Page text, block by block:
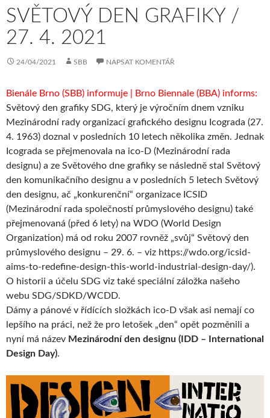
SVĚTOVÝ DEN GRAFIKY /
27. 4. 2021
24/04/2021 SBB NAPSAT KOMENTÁŘ
Bienále Brno (SBB) informuje | Brno Biennale (BBA) informs:
Světový den grafiky SDG, který je výročním dnem vzniku
Mezinárodní rady organizací grafického designu Icograda (27.
4. 1963) doznal v posledních 10 letech několika změn. Jednak
Icograda se přejmenovala na ico-D (Mezinárodní rada
designu) a ze Světového dne grafiky se následně stal Světový
den komunikačního designu a v posledních 5 letech Světový
den designu, ač „konkurenční“ organizace ICSID
(Mezinárodní rada společností průmyslového designu) také
přejmenovaná (před 6 lety) na WDO (World Design
Organization) má od roku 2007 rovněž „svůj“ Světový den
průmyslového designu – 29. 6. – viz https://wdo.org/icsid-
aims-to-redefine-design-this-world-industrial-design-day/).
O historii a účelu SDG viz také speciální záložka našeho
webu SDG/SDKD/WCDD.
Dámy a pánové v řídících složkách ico-D však asi nemají co
lepšího na práci, než že pro letošek „den“ opět pozměnili a
nyní má název Mezinárodní den designu (IDD – International
Design Day).